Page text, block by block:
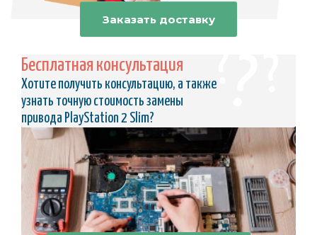
Заказать доставку
Бесплатная консультация
Хотите получить консультацию, а также
узнать точную стоимость замены
привода PlayStation 2 Slim?